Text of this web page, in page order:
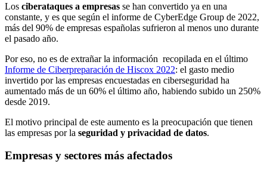
Los ciberataques a empresas se han convertido ya en una
constante, y es que según el informe de CyberEdge Group de 2022,
más del 90% de empresas españolas sufrieron al menos uno durante
el pasado año.
Por eso, no es de extrañar la información recopilada en el último
Informe de Ciberpreparación de Hiscox 2022: el gasto medio
invertido por las empresas encuestadas en ciberseguridad ha
aumentado más de un 60% el último año, habiendo subido un 250%
desde 2019.
El motivo principal de este aumento es la preocupación que tienen
las empresas por la seguridad y privacidad de datos.
Empresas y sectores más afectados